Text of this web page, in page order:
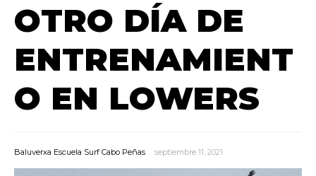
OTRO DÍA DE
ENTRENAMIENT
O EN LOWERS
Baluverxa Escuela Surf Cabo Peñas septiembre 11, 2021